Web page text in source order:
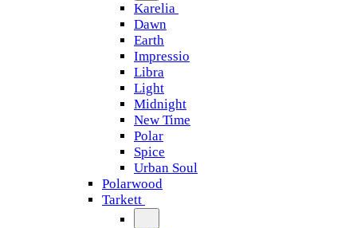
Karelia
Dawn
Earth
Impressio
Libra
Light
Midnight
New Time
Polar
Spice
Urban Soul
Polarwood
Tarkett